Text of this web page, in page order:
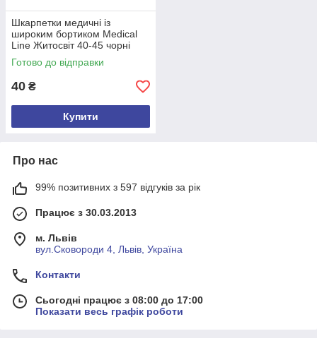
Шкарпетки медичні із
широким бортиком Medical
Line Житосвіт 40-45 чорні
Готово до відправки
40 ₴
Купити
Про нас
99% позитивних з 597 відгуків за рік
Працює з 30.03.2013
м. Львів
вул.Сковороди 4, Львів, Україна
Контакти
Сьогодні працює з 08:00 до 17:00
Показати весь графік роботи